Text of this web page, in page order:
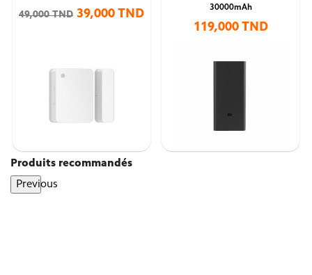
49,000 TND 39,000 TND
30000mAh
119,000 TND
Produits recommandés
Previous